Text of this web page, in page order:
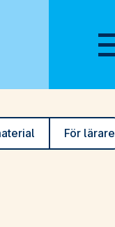
För lärare